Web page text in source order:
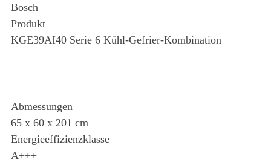
Bosch
Produkt
KGE39AI40 Serie 6 Kühl-Gefrier-Kombination
Abmessungen
65 x 60 x 201 cm
Energieeffizienzklasse
A+++